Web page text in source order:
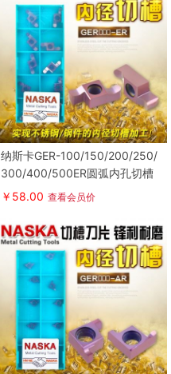
纳斯卡GER-100/150/200/250/
300/400/500ER圆弧内孔切槽
刀片内径割槽刀
￥58.00 查看会员价